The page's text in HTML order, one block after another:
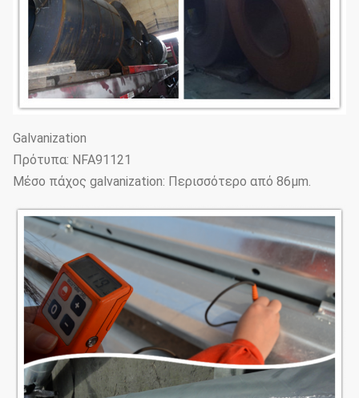
Galvanization
Πρότυπα: NFA91121
Μέσο πάχος galvanization: Περισσότερο από 86μm.